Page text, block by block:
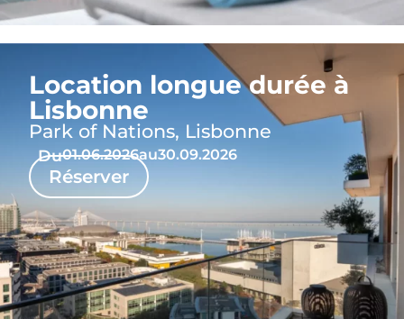
Location longue durée à
Lisbonne
Park of Nations, Lisbonne
Réserver
Du01.06.2026au30.09.2026